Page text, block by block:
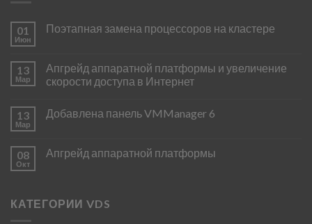
01
Июн
Поэтапная замена процессоров на кластере
13
Мар
Апгрейд аппаратной платформы и увеличение
скорости доступа в Интернет
13
Мар
Добавлена панель VMManager 6
08
Окт
Апгрейд аппаратной платформы
КАТЕГОРИИ VDS